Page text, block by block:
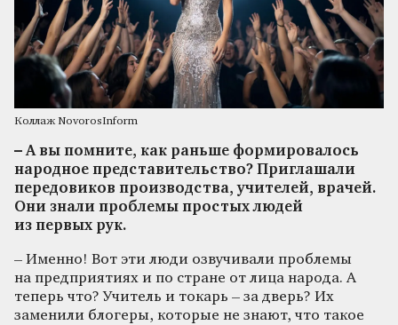
Коллаж NovorosInform
– А вы помните, как раньше формировалось
народное представительство? Приглашали
передовиков производства, учителей, врачей.
Они знали проблемы простых людей
из первых рук.
– Именно! Вот эти люди озвучивали проблемы
на предприятиях и по стране от лица народа. А
теперь что? Учитель и токарь – за дверь? Их
заменили блогеры, которые не знают, что такое